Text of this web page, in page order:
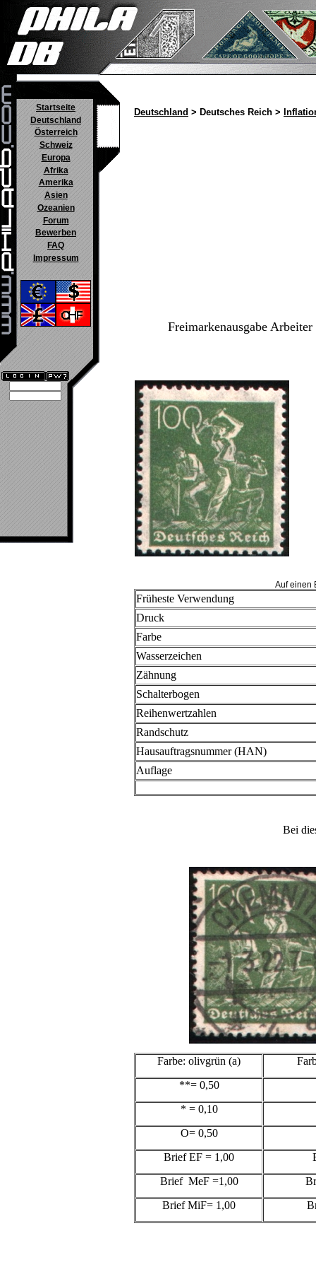
Startseite
Deutschland
Österreich
Schweiz
Europa
Afrika
Amerika
Asien
Ozeanien
Forum
Bewerben
FAQ
Impressum
Deutschland > Deutsches Reich >
Freimarkenausgabe
Auf einen
Früheste Verwendung
Druck
Farbe
Wasserzeichen
Zähnung
Schalterbogen
Reihenwertzahlen
Randschutz
Hausauftragsnummer (HAN)
Auflage
Bei
Farbe: olivgrün (a)
**= 0,50
* = 0,10
O= 0,50
Brief EF = 1,00
Brief MeF =1,00
Brief MiF= 1,00